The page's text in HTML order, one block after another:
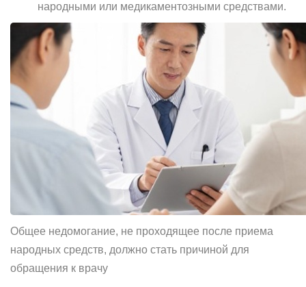
народными или медикаментозными средствами.
Общее недомогание, не проходящее после приема
народных средств, должно стать причиной для
обращения к врачу